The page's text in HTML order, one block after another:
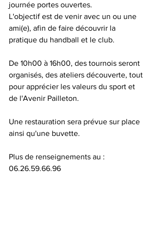
journée portes ouvertes.
L'objectif est de venir avec un ou une
ami(e), afin de faire découvrir la
pratique du handball et le club.
De 10h00 à 16h00, des tournois seront
organisés, des ateliers découverte, tout
pour apprécier les valeurs du sport et
de l'Avenir Pailleton.
Une restauration sera prévue sur place
ainsi qu'une buvette.
Plus de renseignements au :
06.26.59.66.96